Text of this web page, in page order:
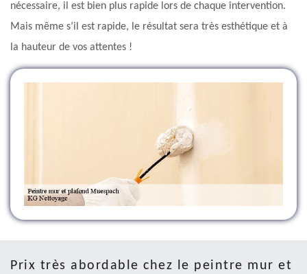
nécessaire, il est bien plus rapide lors de chaque intervention.
Mais même s’il est rapide, le résultat sera très esthétique et à
la hauteur de vos attentes !
Prix très abordable chez le peintre mur et